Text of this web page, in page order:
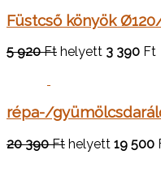
Füstcső könyök Ø120/
5 920 Ft helyett 3 390 Ft
répa-/
20 390 Ft helyett 19 500